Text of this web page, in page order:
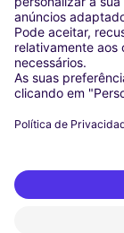
Turin
Vienna
Berlin
Cologne
Dusseldorf
Frankfurt
Munich